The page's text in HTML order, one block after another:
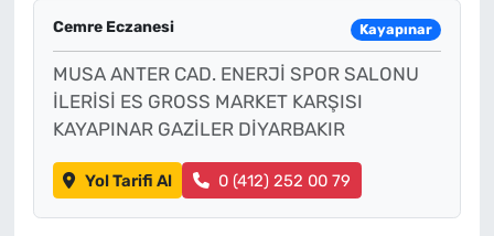
Cemre Eczanesi Kayapınar
MUSA ANTER CAD. ENERJİ SPOR SALONU
İLERİSİ ES GROSS MARKET KARŞISI
KAYAPINAR GAZİLER DİYARBAKIR
Yol Tarifi Al 0 (412) 252 00 79